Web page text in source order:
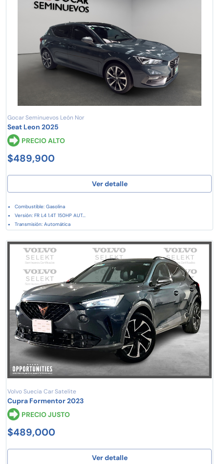
Gocar Seminuevos León Nor
Seat Leon 2025
PRECIO ALTO
$489,900
Ver detalle
Combustible: Gasolina
Versión: FR L4 1.4T 150HP AUT...
Transmisión: Automática
Volvo Suecia Car Satelite
Cupra Formentor 2023
PRECIO JUSTO
$489,000
Ver detalle